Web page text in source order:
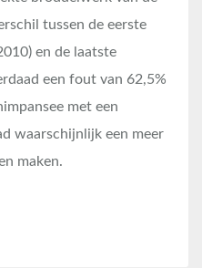
tussen de eerste
en de laatste
een fout van 62,5%
met een
waarschijnlijk een meer
maken.